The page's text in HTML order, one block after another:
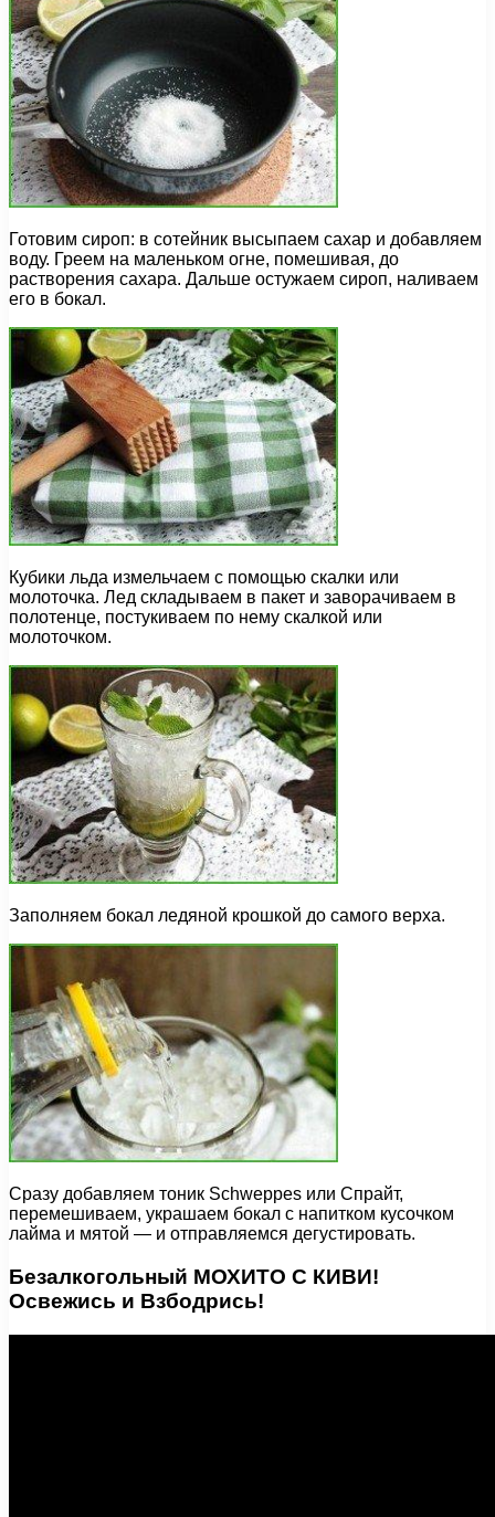
Готовим сироп: в сотейник высыпаем сахар и добавляем
воду. Греем на маленьком огне, помешивая, до
растворения сахара. Дальше остужаем сироп, наливаем
его в бокал.
Кубики льда измельчаем с помощью скалки или
молоточка. Лед складываем в пакет и заворачиваем в
полотенце, постукиваем по нему скалкой или
молоточком.
Заполняем бокал ледяной крошкой до самого верха.
Сразу добавляем тоник Schweppes или Спрайт,
перемешиваем, украшаем бокал с напитком кусочком
лайма и мятой — и отправляемся дегустировать.
Безалкогольный МОХИТО С КИВИ!
Освежись и Взбодрись!